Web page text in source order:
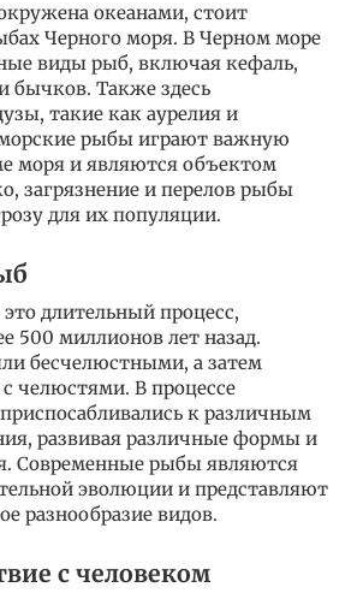
океанами, стоит
Черного моря. В Черном море
виды рыб, включая кефаль,
бычков. Также здесь
такие как аурелия и
рыбы играют важную
моря и являются объектом
загрязнение и перелов рыбы
для их популяции.
длительный процесс,
500 миллионов лет назад.
бесчелюстными, а затем
челюстями. В процессе
к различным
развивая различные формы и
Современные рыбы являются
эволюции и представляют
разнообразие видов.
с человеком